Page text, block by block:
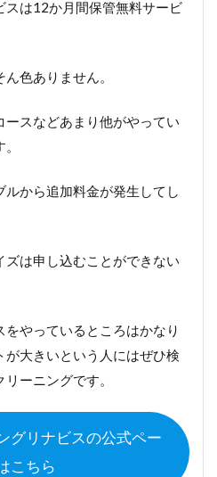
スは12か月間保管無料サービ
色ありません。
ースなどあまり他がやってい
ルから追加料金が発生してし
ズは申し込むことができない
やっているところはかなり
大きいという人にはぜひ検
ーニングです。
グリナビスの公式ペー
こちら